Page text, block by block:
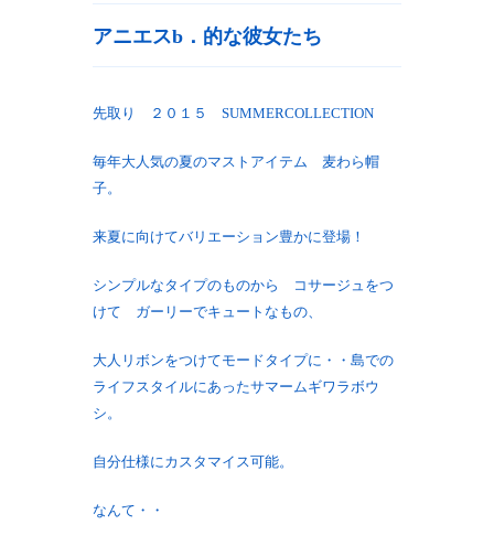
アニエスb．的な彼女たち
先取り ２０１５ SUMMERCOLLECTION
毎年大人気の夏のマストアイテム 麦わら帽
子。
来夏に向けてバリエーション豊かに登場！
シンプルなタイプのものから コサージュをつ
けて ガーリーでキュートなもの、
大人リボンをつけてモードタイプに・・島での
ライフスタイルにあったサマームギワラボウ
シ。
自分仕様にカスタマイス可能。
なんて・・